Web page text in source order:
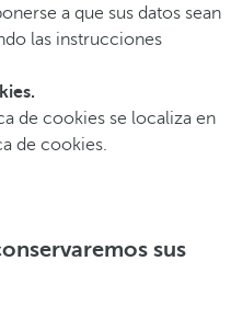
a que sus datos sean
las instrucciones
de cookies se localiza en
de cookies.
sus